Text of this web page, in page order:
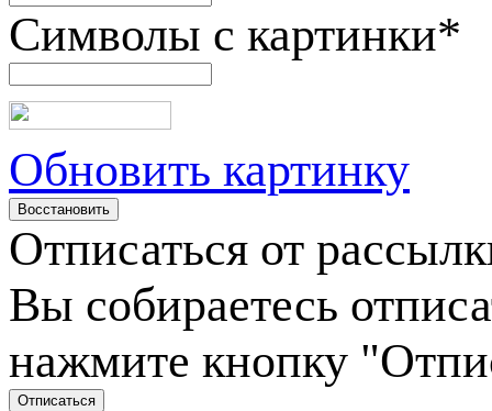
Символы с картинки*
Обновить картинку
Отписаться от
Вы собираетесь
нажмите кнопку